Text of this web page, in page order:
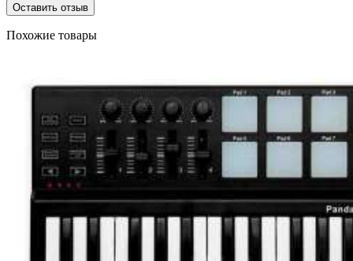
Оставить отзыв
Похожие товары